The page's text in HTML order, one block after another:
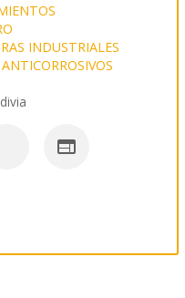
INDUSTRIALES
ANTICORROSIVOS
